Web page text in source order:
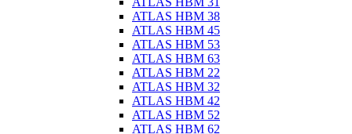
ATLAS HBM 38
ATLAS HBM 45
ATLAS HBM 53
ATLAS HBM 63
ATLAS HBM 22
ATLAS HBM 32
ATLAS HBM 42
ATLAS HBM 52
ATLAS HBM 62